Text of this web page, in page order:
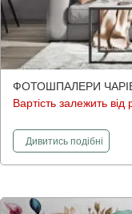
ФОТОШПАЛЕРИ
Вартість залежить від
Дивитисьфотошпалери
подібні